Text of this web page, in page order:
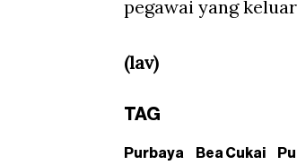
pegawai yang
(lav)
TAG
Purbaya Bea Cukai